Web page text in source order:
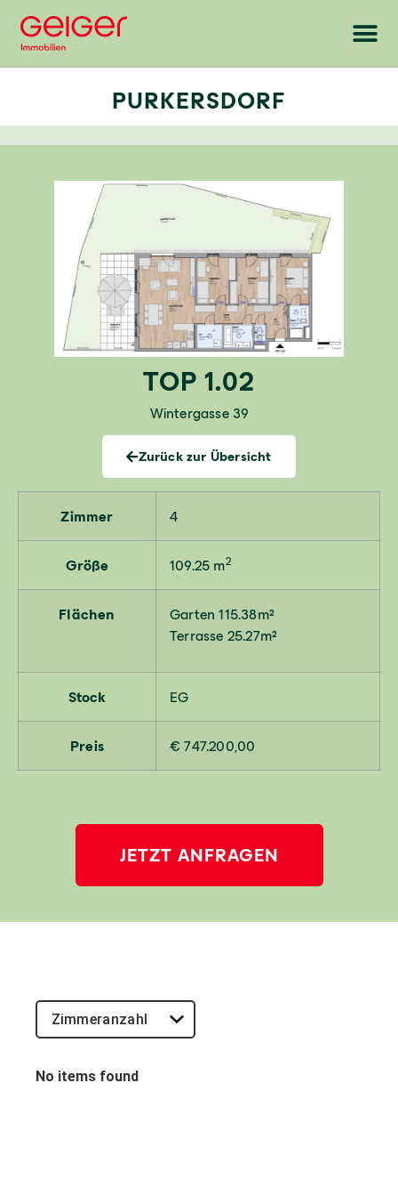
PURKERSDORF
TOP 1.02
Wintergasse 39
Zurück zur Übersicht
Zimmer 4
Größe 109.25 m2
Flächen
Garten 115.38m²
Terrasse 25.27m²
Stock EG
Preis € 747.200,00
JETZT ANFRAGEN
No items found